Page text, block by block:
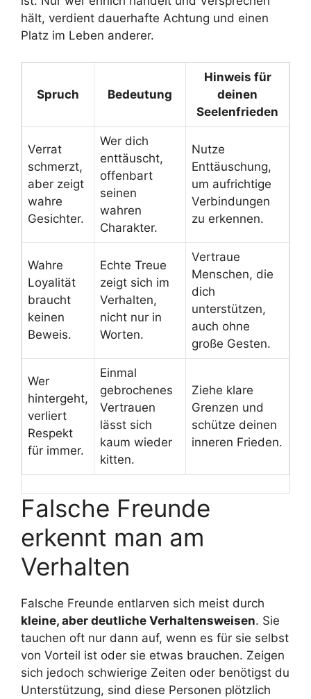
hält, verdient dauerhafte Achtung und einen
Platz im Leben anderer.
Spruch Bedeutung
Hinweis für
deinen
Seelenfrieden
Verrat
schmerzt,
aber zeigt
wahre
Gesichter.
Wer dich
enttäuscht,
offenbart
seinen
wahren
Charakter.
Nutze
Enttäuschung,
um aufrichtige
Verbindungen
zu erkennen.
Wahre
Loyalität
braucht
keinen
Beweis.
Echte Treue
zeigt sich im
Verhalten,
nicht nur in
Worten.
Vertraue
Menschen, die
dich
unterstützen,
auch ohne
große Gesten.
Wer
hintergeht,
verliert
Respekt
für immer.
Einmal
gebrochenes
Vertrauen
lässt sich
kaum wieder
kitten.
Ziehe klare
Grenzen und
schütze deinen
inneren Frieden.
Falsche Freunde
erkennt man am
Verhalten
Falsche Freunde entlarven sich meist durch
kleine, aber deutliche Verhaltensweisen. Sie
tauchen oft nur dann auf, wenn es für sie selbst
von Vorteil ist oder sie etwas brauchen. Zeigen
sich jedoch schwierige Zeiten oder benötigst du
Unterstützung, sind diese Personen plötzlich